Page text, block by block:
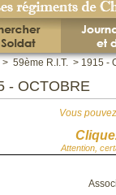
> 59ème R.I.T. > 1915 -
- OCTOBRE
Vous
Attention,